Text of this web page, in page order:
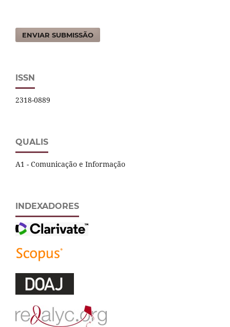
ENVIAR SUBMISSÃO
ISSN
2318-0889
QUALIS
A1 - Comunicação e Informação
INDEXADORES